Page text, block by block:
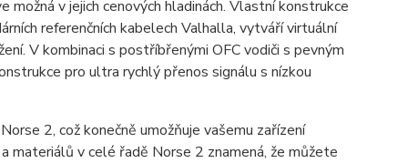
v jejich cenových hladinách. Vlastní konstrukce
referenčních kabelech Valhalla, vytváří virtuální
V kombinaci s postříbřenými OFC vodiči s pevným
pro ultra rychlý přenos signálu s nízkou
2, což konečně umožňuje vašemu zařízení
materiálů v celé řadě Norse 2 znamená, že můžete